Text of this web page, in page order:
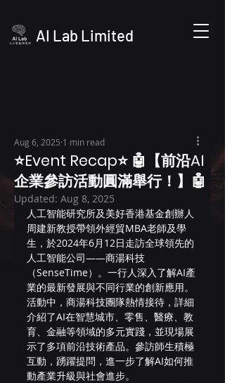
AI Lab Limited
⭐️Event Recap⭐️ 🤖【前沿AI
企業參訪活動圓滿舉行！】🤖
Aug 6, 2025 1 min read
Updated: Aug 8, 2025
人工智能研究所及美好香港基金創辦人
周建新教授帶領外經貿MBA老師及學
生，於2024年6月12日走訪全球領先的
人工智能公司——商湯科技
（SenseTime）。一行人深入了解AI產
業的最新發展與不同行業的創新應用。
活動中，商湯科技團隊熱情接待，詳細
介紹了AI在智慧城市、零售、醫療、教
育、金融等領域的多元實踐，並現場展
示了多項前沿技術產品。參訪師生積極
互動，踴躍提問，進一步了解AI如何推
動產業升級與社會進步。